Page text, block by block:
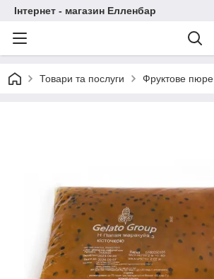
Інтернет - магазин Елленбар
Товари та послуги Фруктове пюре